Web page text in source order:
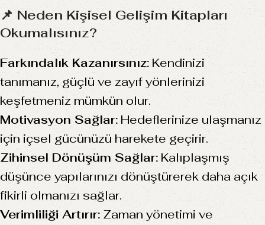
📌 Neden Kişisel Gelişim Kitapları
Okumalısınız?
Farkındalık Kazanırsınız: Kendinizi
tanımanız, güçlü ve zayıf yönlerinizi
keşfetmeniz mümkün olur.
Motivasyon Sağlar: Hedeflerinize ulaşmanız
için içsel gücünüzü harekete geçirir.
Zihinsel Dönüşüm Sağlar: Kalıplaşmış
düşünce yapılarınızı dönüştürerek daha açık
fikirli olmanızı sağlar.
Verimliliği Artırır: Zaman yönetimi ve